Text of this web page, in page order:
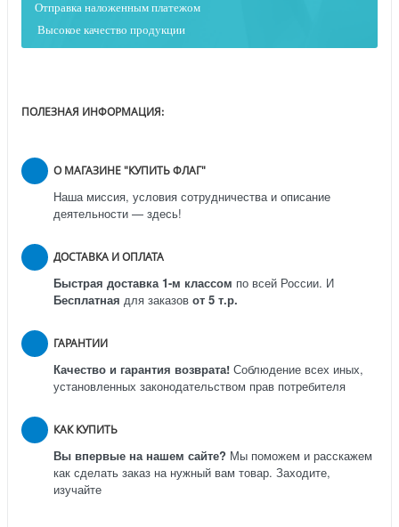
Отправка наложенным платежом
Высокое качество продукции
ПОЛЕЗНАЯ ИНФОРМАЦИЯ:
О МАГАЗИНЕ "КУПИТЬ ФЛАГ"
Наша миссия, условия сотрудничества и описание
деятельности — здесь!
ДОСТАВКА И ОПЛАТА
Быстрая доставка 1-м классом по всей России. И
Бесплатная для заказов от 5 т.р.
ГАРАНТИИ
Качество и гарантия возврата! Соблюдение всех иных,
установленных законодательством прав потребителя
КАК КУПИТЬ
Вы впервые на нашем сайте? Мы поможем и расскажем
как сделать заказ на нужный вам товар. Заходите,
изучайте